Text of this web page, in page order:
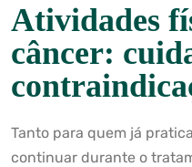
Atividades
câncer:
Tanto para quem já
continuar durante o